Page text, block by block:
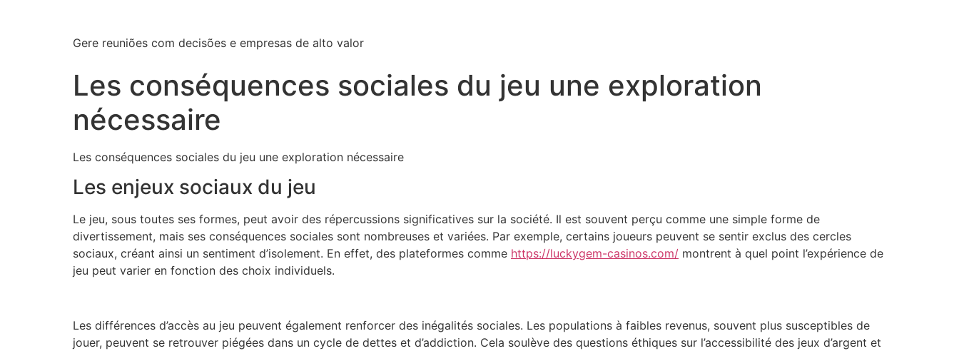
Gere reuniões com decisões e empresas de alto valor
Les conséquences sociales du jeu une exploration
nécessaire
Les conséquences sociales du jeu une exploration nécessaire
Les enjeux sociaux du jeu
Le jeu, sous toutes ses formes, peut avoir des répercussions significatives sur la société. Il est souvent perçu comme une simple forme de
divertissement, mais ses conséquences sociales sont nombreuses et variées. Par exemple, certains joueurs peuvent se sentir exclus des cercles
sociaux, créant ainsi un sentiment d’isolement. En effet, des plateformes comme https://luckygem-casinos.com/ montrent à quel point l’expérience de
jeu peut varier en fonction des choix individuels.
Les différences d’accès au jeu peuvent également renforcer des inégalités sociales. Les populations à faibles revenus, souvent plus susceptibles de
jouer, peuvent se retrouver piégées dans un cycle de dettes et d’addiction. Cela soulève des questions éthiques sur l’accessibilité des jeux d’argent et